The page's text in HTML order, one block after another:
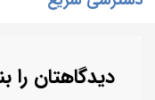
دیدگاهتان را